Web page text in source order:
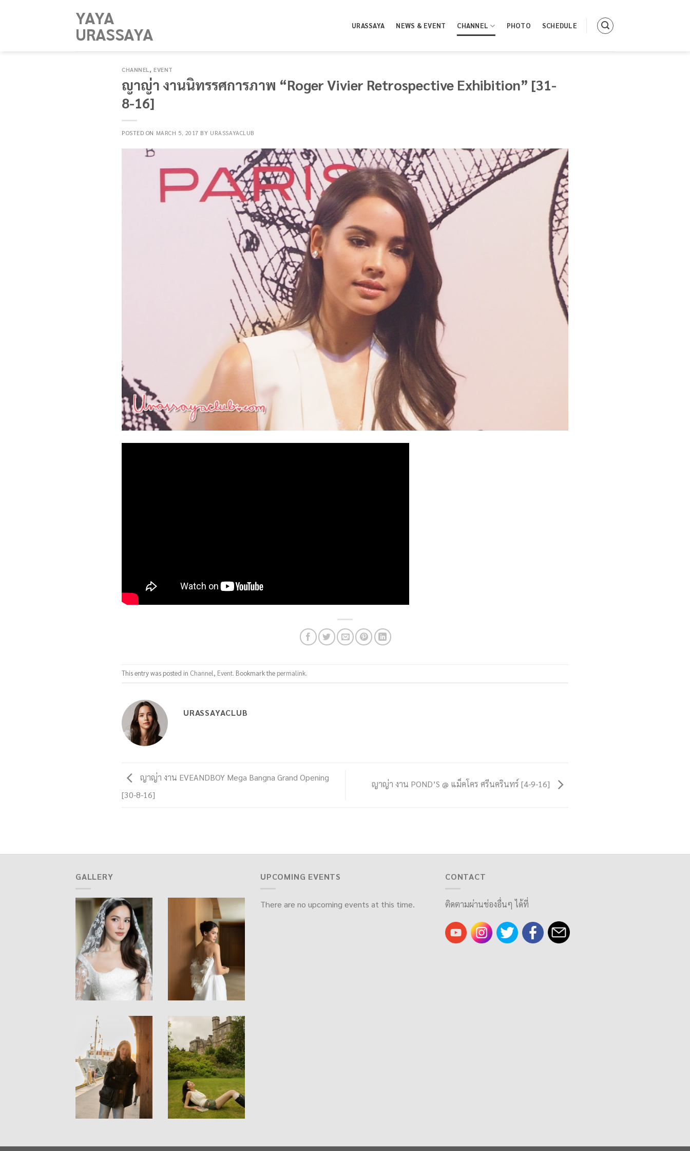
YAYA
URASSAYA URASSAYA NEWS & EVENT CHANNEL PHOTO SCHEDULE
CHANNEL,EVENT
ญาญ่า งานนิทรรศการภาพ “Roger Vivier Retrospective Exhibition” [31-
8-16]
POSTED ON MARCH 5, 2017 BY URASSAYACLUB
This entry was posted in Channel, Event. Bookmark the permalink.
URASSAYACLUB
ญาญ่า งาน EVEANDBOY Mega Bangna Grand Opening
[30-8-16]
ญาญ่า งาน POND’S @ แม็คโคร ศรีนครินทร์ [4-9-16]
GALLERY UPCOMING EVENTS
There are no upcoming events at this time.
CONTACT
ติดตามผ่านช่องอื่นๆ ได้ที่